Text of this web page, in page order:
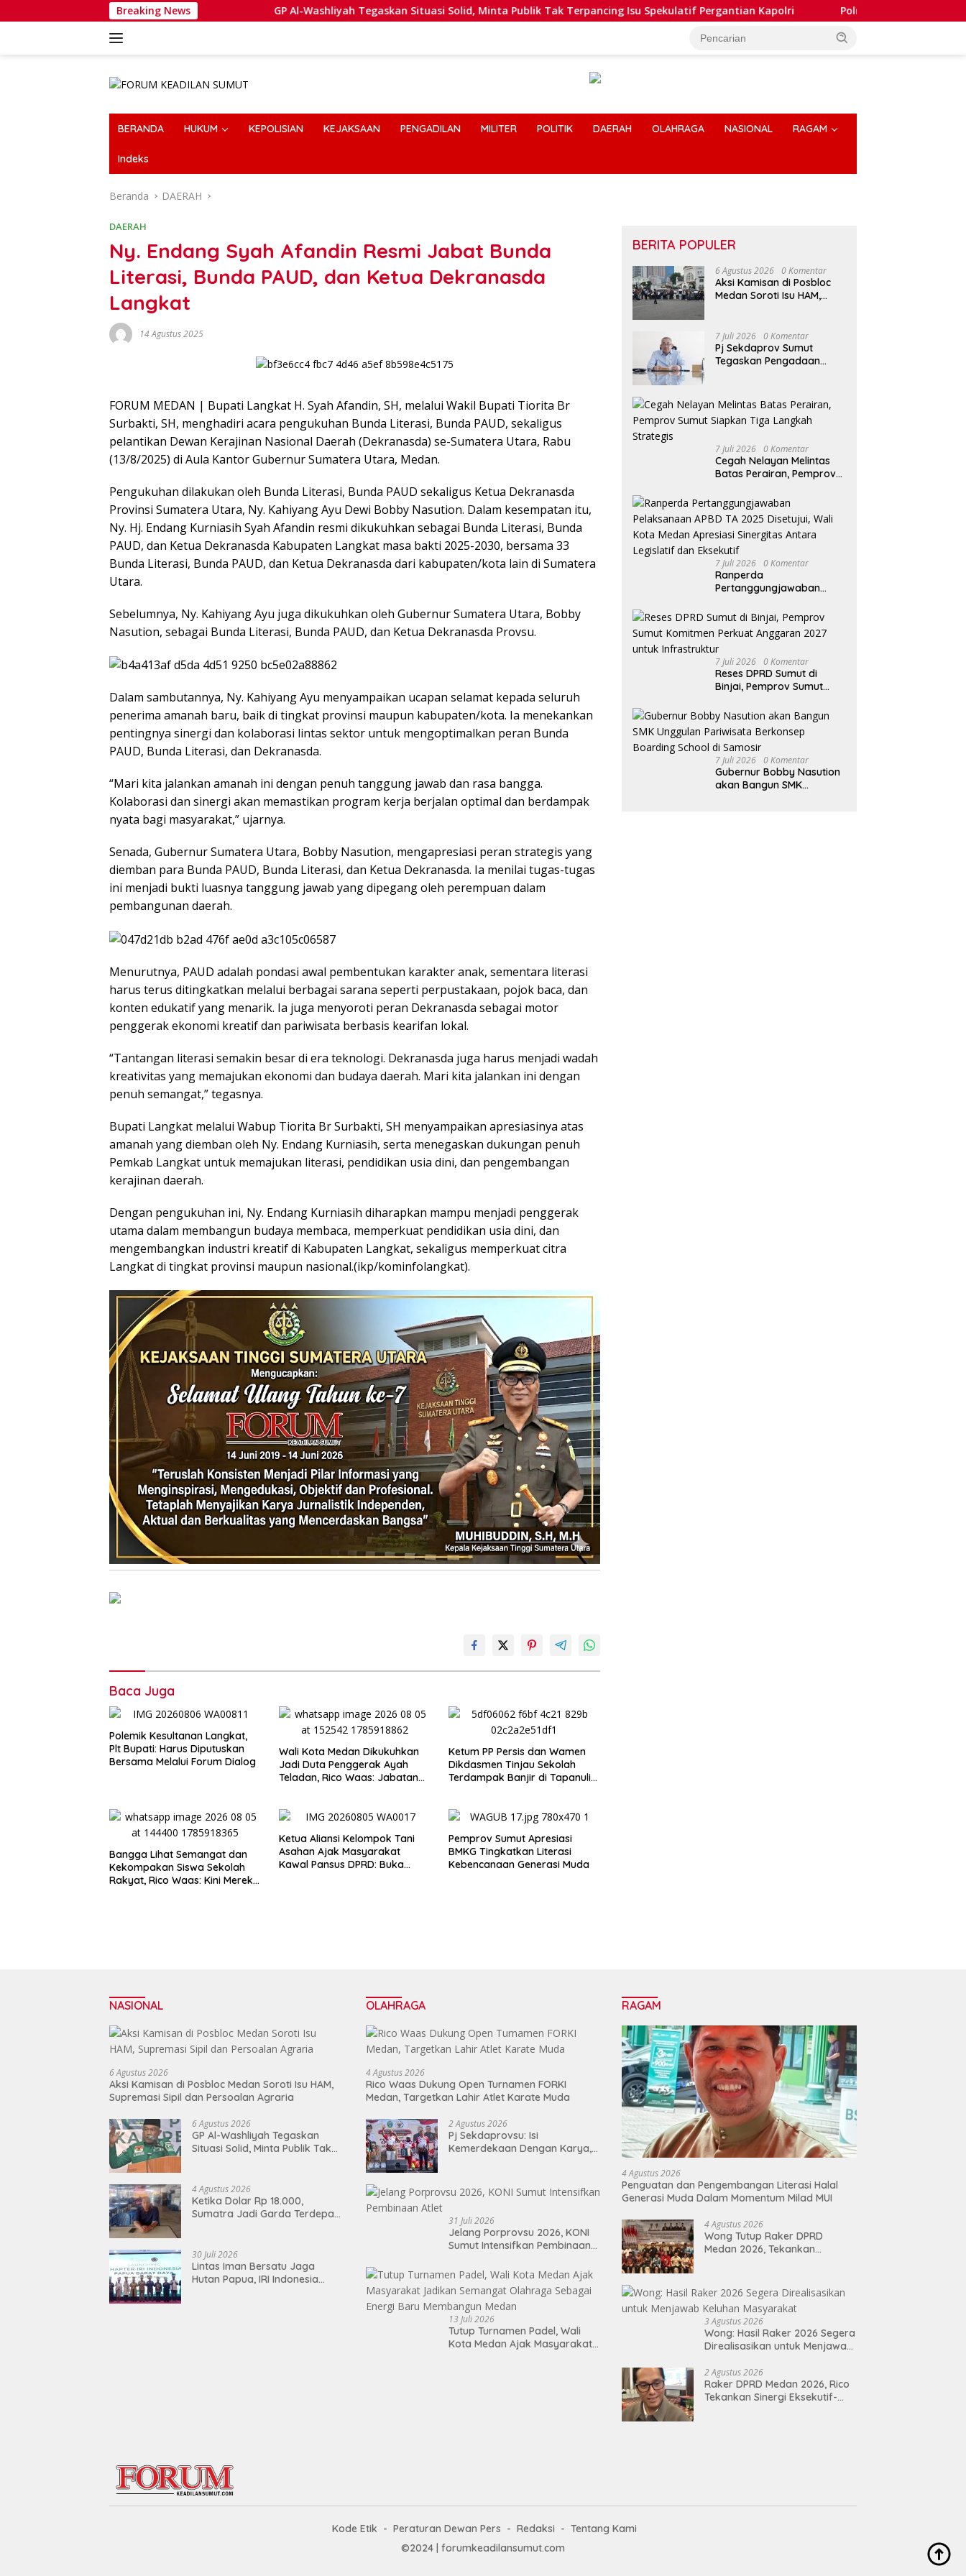
ke
Breaking News GP Al-Washliyah Tegaskan Situasi Solid, Minta Publik Tak Terpancing Isu Spekulatif Pergantian Kapolri Polres Humbahas Tegaskan
BERANDA HUKUM KEPOLISIAN KEJAKSAAN PENGADILAN MILITER POLITIK DAERAH OLAHRAGA NASIONAL RAGAM
Indeks
Beranda DAERAH
DAERAH
Ny. Endang Syah Afandin Resmi Jabat Bunda
Literasi, Bunda PAUD, dan Ketua Dekranasda
Langkat
14 Agustus 2025
FORUM MEDAN | Bupati Langkat H. Syah Afandin, SH, melalui Wakil Bupati Tiorita Br
Surbakti, SH, menghadiri acara pengukuhan Bunda Literasi, Bunda PAUD, sekaligus
pelantikan Dewan Kerajinan Nasional Daerah (Dekranasda) se-Sumatera Utara, Rabu
(13/8/2025) di Aula Kantor Gubernur Sumatera Utara, Medan.
Pengukuhan dilakukan oleh Bunda Literasi, Bunda PAUD sekaligus Ketua Dekranasda
Provinsi Sumatera Utara, Ny. Kahiyang Ayu Dewi Bobby Nasution. Dalam kesempatan itu,
Ny. Hj. Endang Kurniasih Syah Afandin resmi dikukuhkan sebagai Bunda Literasi, Bunda
PAUD, dan Ketua Dekranasda Kabupaten Langkat masa bakti 2025-2030, bersama 33
Bunda Literasi, Bunda PAUD, dan Ketua Dekranasda dari kabupaten/kota lain di Sumatera
Utara.
Sebelumnya, Ny. Kahiyang Ayu juga dikukuhkan oleh Gubernur Sumatera Utara, Bobby
Nasution, sebagai Bunda Literasi, Bunda PAUD, dan Ketua Dekranasda Provsu.
Dalam sambutannya, Ny. Kahiyang Ayu menyampaikan ucapan selamat kepada seluruh
penerima amanah baru, baik di tingkat provinsi maupun kabupaten/kota. Ia menekankan
pentingnya sinergi dan kolaborasi lintas sektor untuk mengoptimalkan peran Bunda
PAUD, Bunda Literasi, dan Dekranasda.
“Mari kita jalankan amanah ini dengan penuh tanggung jawab dan rasa bangga.
Kolaborasi dan sinergi akan memastikan program kerja berjalan optimal dan berdampak
nyata bagi masyarakat,” ujarnya.
Senada, Gubernur Sumatera Utara, Bobby Nasution, mengapresiasi peran strategis yang
diemban para Bunda PAUD, Bunda Literasi, dan Ketua Dekranasda. Ia menilai tugas-tugas
ini menjadi bukti luasnya tanggung jawab yang dipegang oleh perempuan dalam
pembangunan daerah.
Menurutnya, PAUD adalah pondasi awal pembentukan karakter anak, sementara literasi
harus terus ditingkatkan melalui berbagai sarana seperti perpustakaan, pojok baca, dan
konten edukatif yang menarik. Ia juga menyoroti peran Dekranasda sebagai motor
penggerak ekonomi kreatif dan pariwisata berbasis kearifan lokal.
“Tantangan literasi semakin besar di era teknologi. Dekranasda juga harus menjadi wadah
kreativitas yang memajukan ekonomi dan budaya daerah. Mari kita jalankan ini dengan
penuh semangat,” tegasnya.
Bupati Langkat melalui Wabup Tiorita Br Surbakti, SH menyampaikan apresiasinya atas
amanah yang diemban oleh Ny. Endang Kurniasih, serta menegaskan dukungan penuh
Pemkab Langkat untuk memajukan literasi, pendidikan usia dini, dan pengembangan
kerajinan daerah.
Dengan pengukuhan ini, Ny. Endang Kurniasih diharapkan mampu menjadi penggerak
utama dalam membangun budaya membaca, memperkuat pendidikan usia dini, dan
mengembangkan industri kreatif di Kabupaten Langkat, sekaligus memperkuat citra
Langkat di tingkat provinsi maupun nasional.(ikp/kominfolangkat).
Baca Juga
Polemik Kesultanan Langkat,
Plt Bupati: Harus Diputuskan
Bersama Melalui Forum Dialog
Wali Kota Medan Dikukuhkan
Jadi Duta Penggerak Ayah
Teladan, Rico Waas: Jabatan
Ketum PP Persis dan Wamen
Dikdasmen Tinjau Sekolah
Terdampak Banjir di Tapanuli
Bangga Lihat Semangat dan
Kekompakan Siswa Sekolah
Rakyat, Rico Waas: Kini Mereka
Ketua Aliansi Kelompok Tani
Asahan Ajak Masyarakat
Kawal Pansus DPRD: Buka
Pemprov Sumut Apresiasi
BMKG Tingkatkan Literasi
Kebencanaan Generasi Muda
BERITA POPULER
6 Agustus 2026 0 Komentar
Aksi Kamisan di Posbloc
Medan Soroti Isu HAM,
7 Juli 2026 0 Komentar
Pj Sekdaprov Sumut
Tegaskan Pengadaan
dan Akuntabel
7 Juli 2026 0 Komentar
Cegah Nelayan Melintas
Batas Perairan, Pemprov
Langkah Strategis
7 Juli 2026 0 Komentar
Ranperda
Pertanggungjawaban
2025 Disetujui, Wali Kota
Medan Apresiasi Sinergitas
Antara Legislatif dan
Eksekutif
7 Juli 2026 0 Komentar
Reses DPRD Sumut di
Binjai, Pemprov Sumut
Anggaran 2027 untuk
Infrastruktur
7 Juli 2026 0 Komentar
Gubernur Bobby Nasution
akan Bangun SMK
NASIONAL
6 Agustus 2026
Aksi Kamisan di Posbloc Medan Soroti Isu HAM,
Supremasi Sipil dan Persoalan Agraria
6 Agustus 2026
GP Al-Washliyah Tegaskan
Situasi Solid, Minta Publik Tak
4 Agustus 2026
Ketika Dolar Rp 18.000,
Sumatra Jadi Garda Terdepan
30 Juli 2026
Lintas Iman Bersatu Jaga
Hutan Papua, IRI Indonesia
OLAHRAGA
4 Agustus 2026
Rico Waas Dukung Open Turnamen FORKI
Medan, Targetkan Lahir Atlet Karate Muda
2 Agustus 2026
Pj Sekdaprovsu: Isi
Kemerdekaan Dengan Karya,
31 Juli 2026
Jelang Porprovsu 2026, KONI
Sumut Intensifkan Pembinaan
13 Juli 2026
Tutup Turnamen Padel, Wali
Kota Medan Ajak Masyarakat
RAGAM
4 Agustus 2026
Penguatan dan Pengembangan Literasi Halal
Generasi Muda Dalam Momentum Milad MUI
4 Agustus 2026
Wong Tutup Raker DPRD
Medan 2026, Tekankan
Masyarakat
3 Agustus 2026
Wong: Hasil Raker 2026 Segera
Direalisasikan untuk Menjawab
2 Agustus 2026
Raker DPRD Medan 2026, Rico
Tekankan Sinergi Eksekutif-
Kode Etik Peraturan Dewan Pers Redaksi
Tentang Kami
©2024 | forumkeadilansumut.com